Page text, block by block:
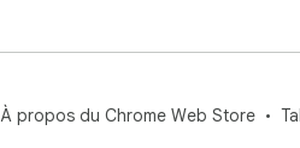
À propos du Chrome Web Store